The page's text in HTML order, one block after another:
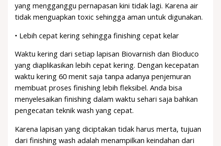
yang mengganggu pernapasan kini tidak lagi. Karena air
tidak menguapkan toxic sehingga aman untuk digunakan.
• Lebih cepat kering sehingga finishing cepat kelar
Waktu kering dari setiap lapisan Biovarnish dan Bioduco
yang diaplikasikan lebih cepat kering. Dengan kecepatan
waktu kering 60 menit saja tanpa adanya penjemuran
membuat proses finishing lebih fleksibel. Anda bisa
menyelesaikan finishing dalam waktu sehari saja bahkan
pengecatan teknik wash yang cepat.
Karena lapisan yang diciptakan tidak harus merta, tujuan
dari finishing wash adalah menampilkan keindahan dari